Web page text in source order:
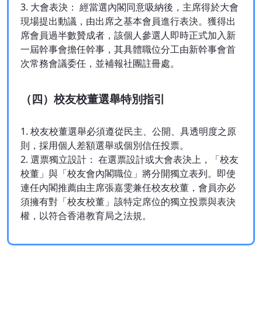
3. 大會表決： 經當選內閣同意吸納後，主席得於大會
現場提出動議，由出席之基本會員進行表決。獲得出
席會員過半數贊成者，該個人參選人即時正式加入新
一屆幹事會擔任幹事，其具體職位分工由新幹事會首
次常務會議委任，並補報社團註冊處。
（四）校友校董選舉特別指引
1. 校友校董選舉必須遵從民主、公開、具透明度之原
則，採用個人差額選舉或個別信任投票。
2. 選票獨立設計： 在選票設計或大會表決上，「校友
校董」與「校友會內閣職位」將分開獨立表列。即使
連任內閣推薦由主席張嘉雯兼任校友校董，會員亦必
須擁有對「校友校董」該特定席位的獨立投票與表決
權，以符合香港教育局之法規。